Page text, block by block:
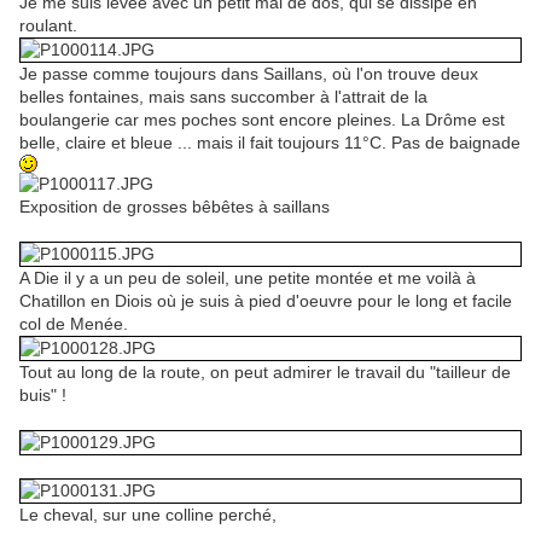
roulant.
Je passe comme toujours dans Saillans, où l'on trouve deux
belles fontaines, mais sans succomber à l'attrait de la
boulangerie car mes poches sont encore pleines. La Drôme est
belle, claire et bleue ... mais il fait toujours 11°C. Pas de baignade
Exposition de grosses bêbêtes à saillans
A Die il y a un peu de soleil, une petite montée et me voilà à
Chatillon en Diois où je suis à pied d'oeuvre pour le long et facile
col de Menée.
Tout au long de la route, on peut admirer le travail du "tailleur de
buis" !
Le cheval, sur une colline perché,